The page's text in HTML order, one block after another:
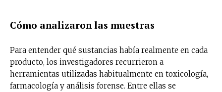
Cómo analizaron las muestras
Para entender qué sustancias había realmente en cada
producto, los investigadores recurrieron a
herramientas utilizadas habitualmente en toxicología,
farmacología y análisis forense. Entre ellas se